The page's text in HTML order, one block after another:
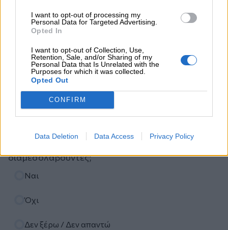
I want to opt-out of processing my
Personal Data for Targeted Advertising.
Opted In
I want to opt-out of Collection, Use,
Retention, Sale, and/or Sharing of my
Personal Data that Is Unrelated with the
Purposes for which it was collected.
Opted Out
CONFIRM
Data Deletion Data Access Privacy Policy
Ψηφοφορία
Πιστεύετε ότι τα ασφαλιστικά σωματεία ΠΣΑΣ-
αποτελεσματικότητα καλές συμβάσεις με τις
διαμεσολαβούντες;
Ναι
Όχι
Δεν ξέρω / Δεν απαντώ